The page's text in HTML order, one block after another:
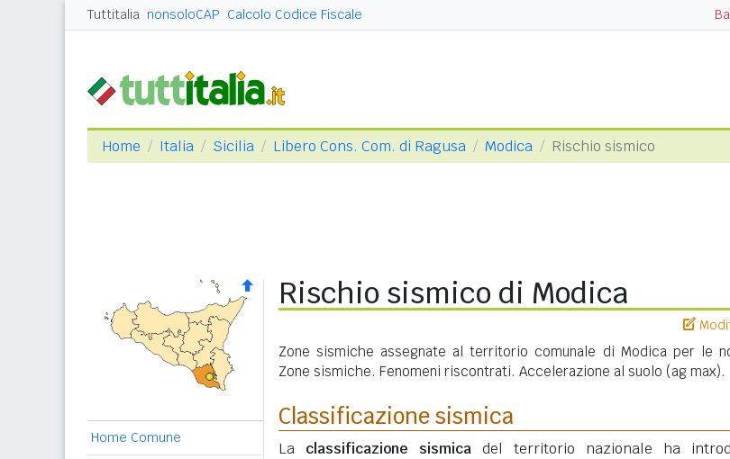
Tuttitalia nonsoloCAP Calcolo Codice Fiscale
Home Italia Sicilia Libero Cons. Com. di Ragusa Modica Rischio sismico
Home Comune
Rischio sismico di Modica
Zone sismiche assegnate al territorio comunale di Modica per le
Zone sismiche. Fenomeni riscontrati. Accelerazione al suolo (ag max).
Classificazione sismica
La classificazione sismica del territorio nazionale ha